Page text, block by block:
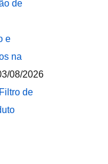
de
e
na
08/2026
de